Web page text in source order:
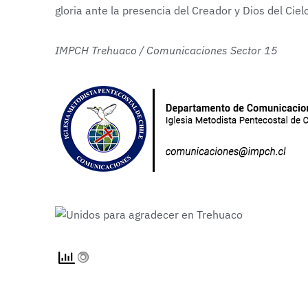
gloria ante la presencia del Creador y Dios del
IMPCH Trehuaco / Comunicaciones Sector 15